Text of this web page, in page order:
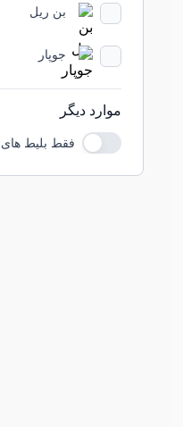
بن ريل
جوپار
موارد دیگر
فقط بلیط